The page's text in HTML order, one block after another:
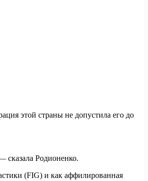
этой страны не допустила его до
сказала Родионенко.
(FIG) и как аффилированная